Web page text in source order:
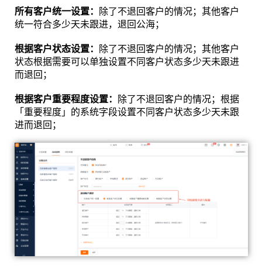
所有客户统一设置： 除了不退回客户的情况；其他客户
统一符合多少天未跟进，退回公海；
根据客户状态设置： 除了不退回客户的情况；其他客户
状态根据需要可以单独设置不同客户状态多少天未跟进
而退回；
根据客户重要程度设置： 除了不退回客户的情况；根据
「重要程度」的系统字段设置不同客户状态多少天未跟
进而退回；